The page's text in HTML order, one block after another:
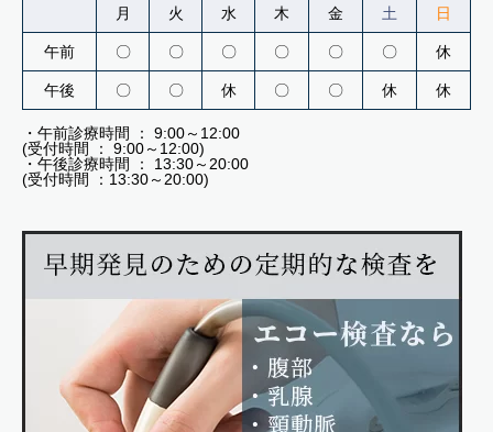
月 火 水 木 金 土 日
午前 〇 〇 〇 〇 〇 〇 休
午後 〇 〇 休 〇 〇 休 休
・午前診療時間 ： 9:00～12:00
(受付時間 ： 9:00～12:00)
・午後診療時間 ： 13:30～20:00
(受付時間 ：13:30～20:00)